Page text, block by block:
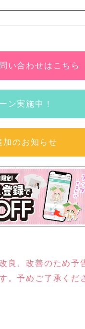
い合わせはこちら
ン実施中！
加のお知らせ
良、改善のため予
。予めご了承くだ